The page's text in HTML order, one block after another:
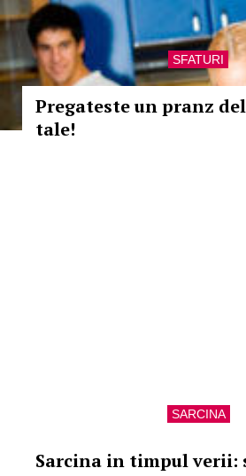
SFATURI
Pregateste un pranz
tale!
SARCINA
Sarcina in timpul verii: